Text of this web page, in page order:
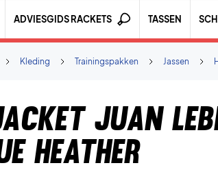
ADVIESGIDS RACKETS TASSEN
Jassen
Trainingspakken
Kleding
Juan
Heather